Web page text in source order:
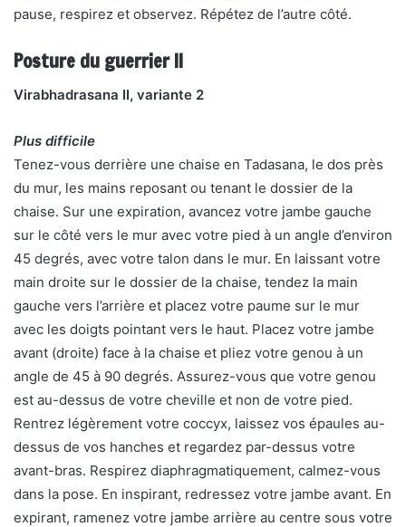
pause, respirez et observez. Répétez de l’autre côté.
Posture du guerrier II
Virabhadrasana II, variante 2
Plus difficile
Tenez-vous derrière une chaise en Tadasana, le dos près
du mur, les mains reposant ou tenant le dossier de la
chaise. Sur une expiration, avancez votre jambe gauche
sur le côté vers le mur avec votre pied à un angle d’environ
45 degrés, avec votre talon dans le mur. En laissant votre
main droite sur le dossier de la chaise, tendez la main
gauche vers l’arrière et placez votre paume sur le mur
avec les doigts pointant vers le haut. Placez votre jambe
avant (droite) face à la chaise et pliez votre genou à un
angle de 45 à 90 degrés. Assurez-vous que votre genou
est au-dessus de votre cheville et non de votre pied.
Rentrez légèrement votre coccyx, laissez vos épaules au-
dessus de vos hanches et regardez par-dessus votre
avant-bras. Respirez diaphragmatiquement, calmez-vous
dans la pose. En inspirant, redressez votre jambe avant. En
expirant, ramenez votre jambe arrière au centre sous votre